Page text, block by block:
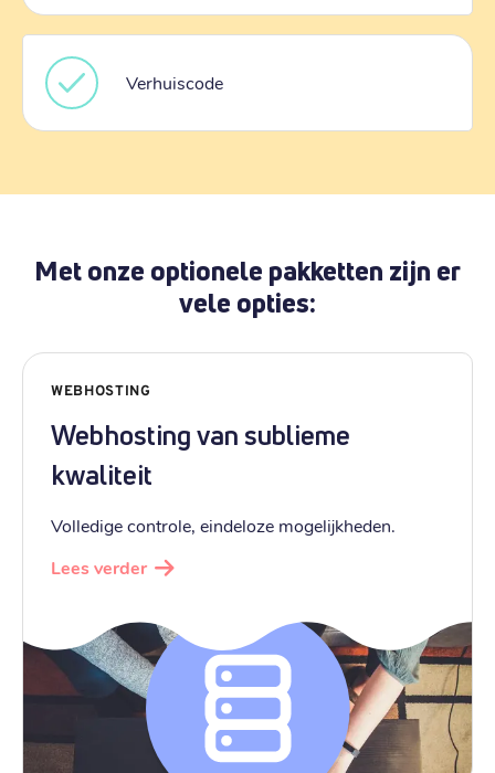
Verhuiscode
Met onze optionele pakketten zijn er
vele opties:
WEBHOSTING
Webhosting van sublieme
kwaliteit
Volledige controle, eindeloze mogelijkheden.
Lees verder